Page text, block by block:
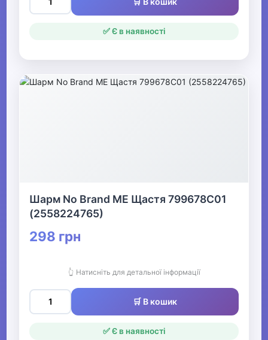
✅ Є в наявності
Шарм No Brand ME Щастя 799678C01
(2558224765)
298 грн
👆 Натисніть для детальної інформації
🛒 В кошик
✅ Є в наявності